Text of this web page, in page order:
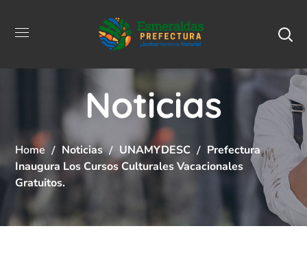
Noticias
Home Noticias UNAMYDESC
Prefectura
Inaugura Los Cursos Culturales Vacacionales
Gratuitos.